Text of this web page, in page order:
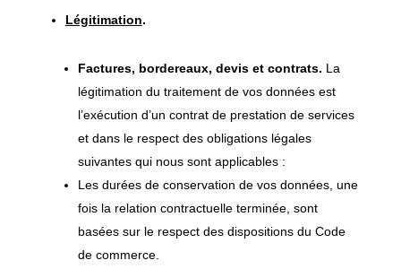
Légitimation.
Factures, bordereaux, devis et contrats. La
légitimation du traitement de vos données est
l’exécution d’un contrat de prestation de services
et dans le respect des obligations légales
suivantes qui nous sont applicables :
Les durées de conservation de vos données, une
fois la relation contractuelle terminée, sont
basées sur le respect des dispositions du Code
de commerce.